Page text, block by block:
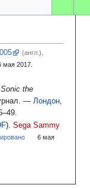
(англ.).
мая 2017.
Sonic the
— Лондон
). Sega Sammy
6 мая